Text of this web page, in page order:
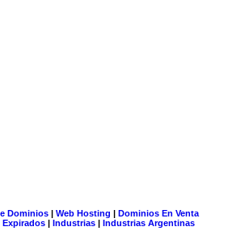
Dominios| Web Hosting | Dominios En Venta
| Industrias | Industrias Argentinas